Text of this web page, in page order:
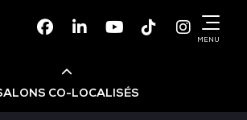
FacebookLinkedinYoutubeTikTok
MENU
CO-LOCALISÉS